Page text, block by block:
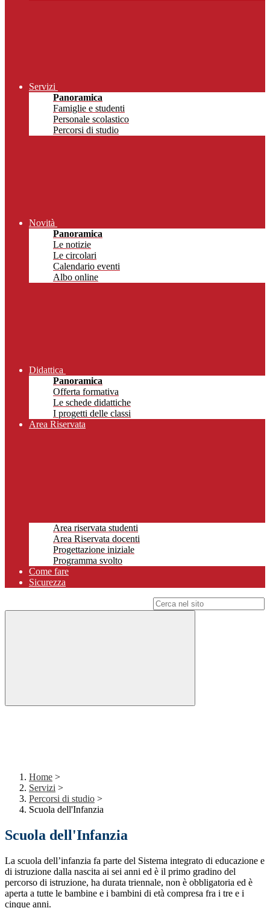
Servizi
Panoramica
Famiglie e studenti
Personale scolastico
Percorsi di studio
Novità
Panoramica
Le notizie
Le circolari
Calendario eventi
Albo online
Didattica
Panoramica
Offerta formativa
Le schede didattiche
I progetti delle classi
Area Riservata
Area riservata studenti
Area Riservata docenti
Progettazione iniziale
Programma svolto
Come fare
Sicurezza
Home >
Servizi >
Percorsi di studio >
Scuola dell'Infanzia
Scuola dell'Infanzia
La scuola dell’infanzia fa parte del Sistema integrato di educazione e
di istruzione dalla nascita ai sei anni ed è il primo gradino del
percorso di istruzione, ha durata triennale, non è obbligatoria ed è
aperta a tutte le bambine e i bambini di età compresa fra i tre e i
cinque anni.